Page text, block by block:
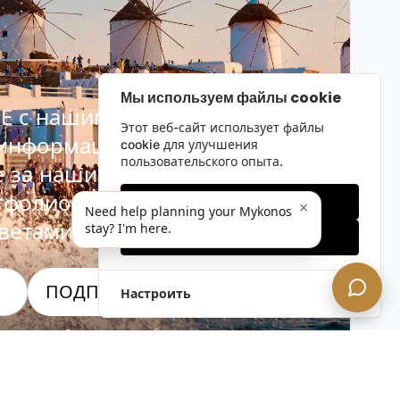
с нашим
за нашими последними
специальными
инсайдеров.
ПОДПИСАТЬСЯ СЕЙЧАС!
Отписаться в любое время.
Мы используем файлы cookie
Этот веб-сайт использует файлы
cookie для улучшения
пользовательского опыта.
Только необходимые
Настроить
Need help planning your Mykonos
stay? I'm here.
×